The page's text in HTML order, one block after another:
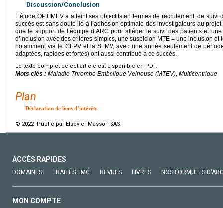
Discussion/Conclusion
L’étude OPTIMEV a atteint ses objectifs en termes de recrutement, de
succès est sans doute lié à l’adhésion optimale des investigateurs au
que le support de l’équipe d’ARC pour alléger le suivi des patients et
d’inclusion avec des critères simples, une suspicion MTE = une inclusion et
notamment via le CFPV et la SFMV, avec une année seulement de
adaptées, rapides et fortes) ont aussi contribué à ce succès.
Le texte complet de cet article est disponible en PDF.
Mots clés : Maladie Thrombo Embolique Veineuse (MTEV), Multicentrique
Plan
Déclaration de liens d’intérêts
© 2022 Publié par Elsevier Masson SAS.
ACCÈS RAPIDES
DOMAINES TRAITÉS EMC REVUES LIVRES NOS FORMULES
MON COMPTE